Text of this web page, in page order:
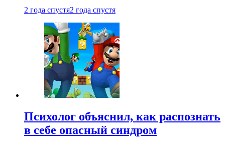
2 года спустя2 года спустя
Психолог объяснил, как распознать
в себе опасный синдром